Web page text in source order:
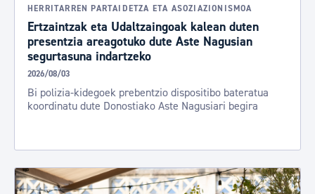
HERRITARREN PARTAIDETZA ETA ASOZIAZIONISMOA
Ertzaintzak eta Udaltzaingoak kalean duten
presentzia areagotuko dute Aste Nagusian
segurtasuna indartzeko
2026/08/03
Bi polizia-kidegoek prebentzio dispositibo bateratua
koordinatu dute Donostiako Aste Nagusiari begira